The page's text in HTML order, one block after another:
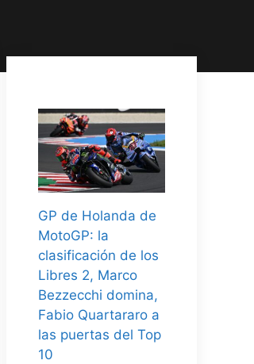
GP de Holanda de
MotoGP: la
clasificación de los
Libres 2, Marco
Bezzecchi domina,
Fabio Quartararo a
las puertas del Top
10